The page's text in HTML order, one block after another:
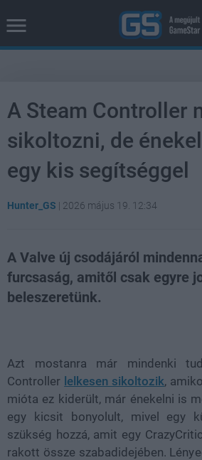
A Steam Controller
sikoltozni, de
egy kis segítséggel
Hunter_GS | 2026 május 19. 12:34
A Valve új csodájáról
furcsaság, amitől csak egyre
beleszeretünk.
Azt mostanra már mindenki
Controller lelkesen sikoltozik,
mióta ez kiderült, már énekelni is
egy kicsit bonyolult, mivel egy
szükség hozzá, amit egy
rakott össze szabadidejében.